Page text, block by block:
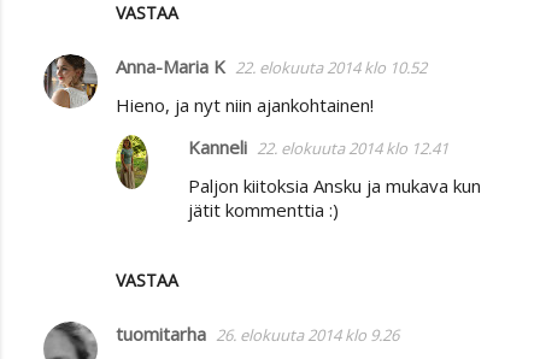
VASTAA
Anna-Maria K 22. elokuuta 2014 klo 10.52
Hieno, ja nyt niin ajankohtainen!
VASTAA
Kanneli 22. elokuuta 2014 klo 12.41
Paljon kiitoksia Ansku ja mukava kun
jätit kommenttia :)
tuomitarha 26. elokuuta 2014 klo 9.26